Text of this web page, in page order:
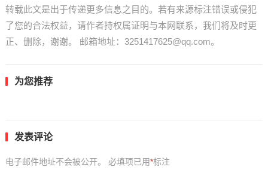
转载此文是出于传递更多信息之目的。若有来源标注错误或侵犯
了您的合法权益，请作者持权属证明与本网联系，我们将及时更
正、删除，谢谢。 邮箱地址：3251417625@qq.com。
为您推荐
发表评论
电子邮件地址不会被公开。 必填项已用*标注